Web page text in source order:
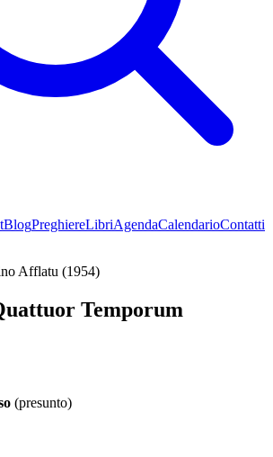
BlogPreghiereLibriAgendaCalendarioContatti
Afflatu (1954)
Temporum
(presunto)